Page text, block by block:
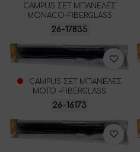
CAMPUS ΣΕΤ ΜΠΑΝΕΛΕΣ
MONACO-FIBERGLASS
26-17835
CAMPUS ΣΕΤ ΜΠΑΝΕΛΕΣ
ΜΟΤΟ -FIBERGLASS
26-16173